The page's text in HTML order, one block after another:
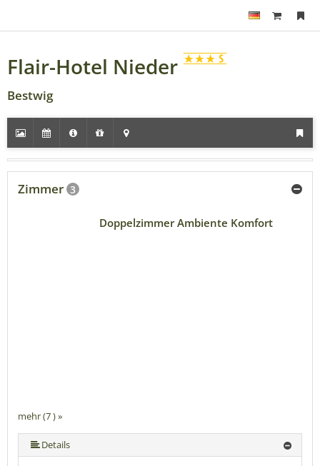
Flair-Hotel Nieder
Bestwig
Zimmer 3
mehr (7 ) »
mehr (7 ) »
mehr (7 ) »
mehr (7 ) »
Doppelzimmer Ambiente Komfort
Details